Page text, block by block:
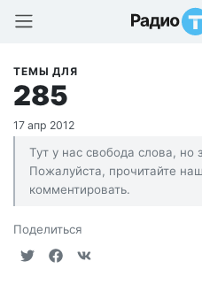
Радио-Т
ТЕМЫ ДЛЯ
285
17 апр 2012
Тут у нас свобода слова,
Пожалуйста, прочитайте
комментировать.
Поделиться